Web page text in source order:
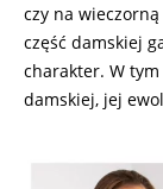
czy na
część damskiej
charakter. W
damskiej, jej